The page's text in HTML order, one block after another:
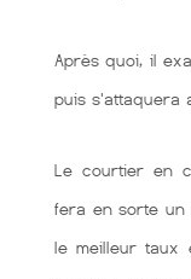
Après quoi, il
puis s'attaquera
Le courtier en
fera en sorte un
le meilleur taux